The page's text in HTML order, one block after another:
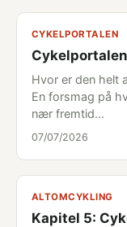
CYKELPORTALEN
Hvor er den helt
En forsmag på
nær fremtid...
07/07/2026
ALTOMCYKLING
Kapitel 5: